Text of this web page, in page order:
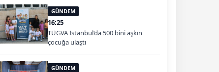
GÜNDEM
16:25
TÜGVA İstanbul’da 500 bini aşkın
çocuğa ulaştı
GÜNDEM